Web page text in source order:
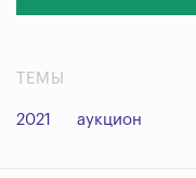
ТЕМЫ
2021 аукцион